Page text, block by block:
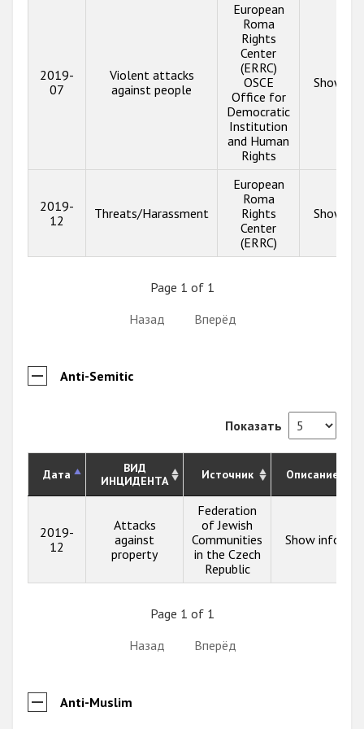
2019-
07
Violent attacks
against people
European
Roma
Rights
Center
(ERRC)
OSCE
Office for
Democratic
Institution
and Human
Rights
Show
2019-
12
Threats/Harassment
European
Roma
Rights
Center
(ERRC)
Show
Page 1 of 1
Назад
Вперёд
Anti-Semitic
Показать
Дата
ВИД
ИНЦИДЕНТА
Источник Описание
2019-
12
Attacks
against
property
Federation
of Jewish
Communities
in the Czech
Republic
Show info
Page 1 of 1
Назад
Вперёд
Anti-Muslim